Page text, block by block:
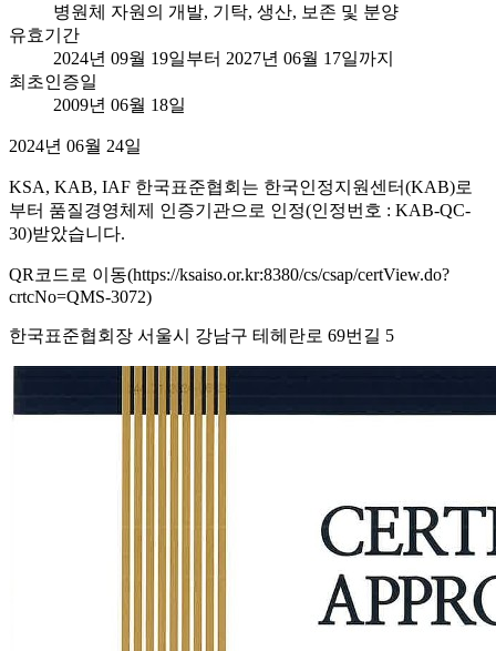
병원체 자원의 개발, 기탁, 생산, 보존 및 분양
유효기간
2024년 09월 19일부터 2027년 06월 17일까지
최초인증일
2009년 06월 18일
2024년 06월 24일
KSA, KAB, IAF 한국표준협회는 한국인정지원센터(KAB)로
부터 품질경영체제 인증기관으로 인정(인정번호 : KAB-QC-
30)받았습니다.
QR코드로 이동(https://ksaiso.or.kr:8380/cs/csap/certView.do?
crtcNo=QMS-3072)
한국표준협회장 서울시 강남구 테헤란로 69번길 5